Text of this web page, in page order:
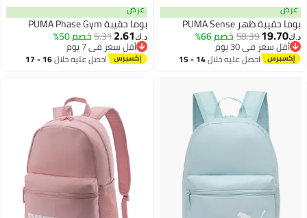
عرض
بوما حقيبة ظهر PUMA Sense
د.ك‏19.70
58.39خصم 66%
أقل سعر في 30 يوم
أقل سعر في 30 يوماحصل عليه خلال 14 - 15
اغسطس
عرض
بوما حقيبة PUMA Phase Gym
د.ك‏2.61
5.31خصم 50%
أقل سعر في 7 يوم
أقل سعر في 7 يوماحصل عليه خلال 16 - 17
اغسطس